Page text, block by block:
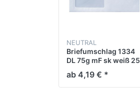
NEUTRAL
Briefumschlag 1334
DL 75g mF sk weiß 25
ab 4,19 € *